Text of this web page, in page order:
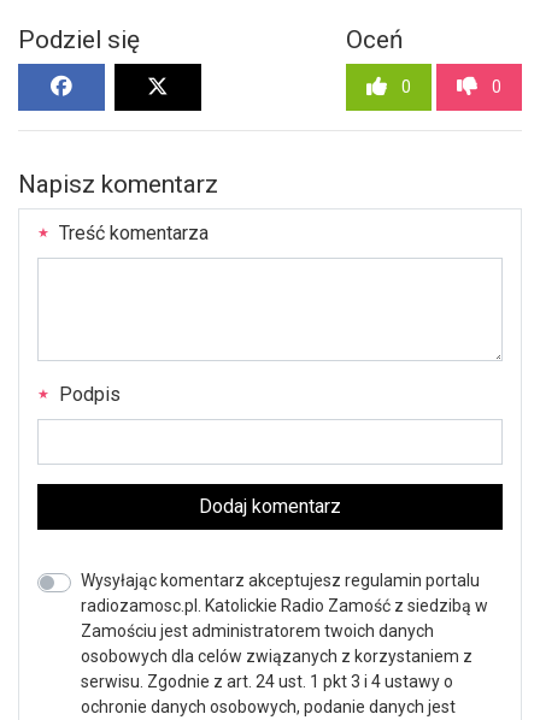
Podziel się Oceń
0 0
Napisz komentarz
Treść komentarza
Podpis
Dodaj komentarz
Wysyłając komentarz akceptujesz regulamin portalu
radiozamosc.pl. Katolickie Radio Zamość z siedzibą w
Zamościu jest administratorem twoich danych
osobowych dla celów związanych z korzystaniem z
serwisu. Zgodnie z art. 24 ust. 1 pkt 3 i 4 ustawy o
ochronie danych osobowych, podanie danych jest